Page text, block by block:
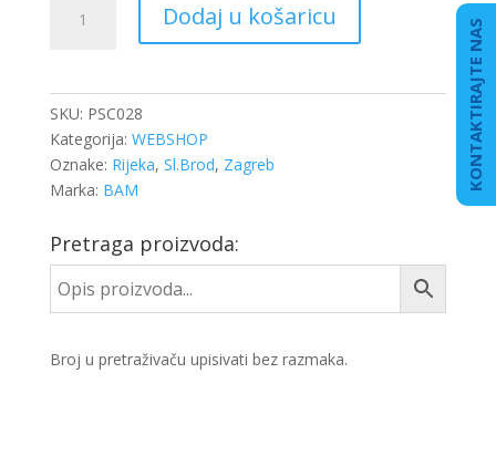
OSIGURANJE
količina
Dodaj u košaricu
SKU: PSC028
Kategorija: WEBSHOP
Oznake: Rijeka, Sl.Brod, Zagreb
Marka: BAM
Pretraga proizvoda:
Broj u pretraživaču upisivati bez razmaka.
KONTAKTIRAJTE NAS